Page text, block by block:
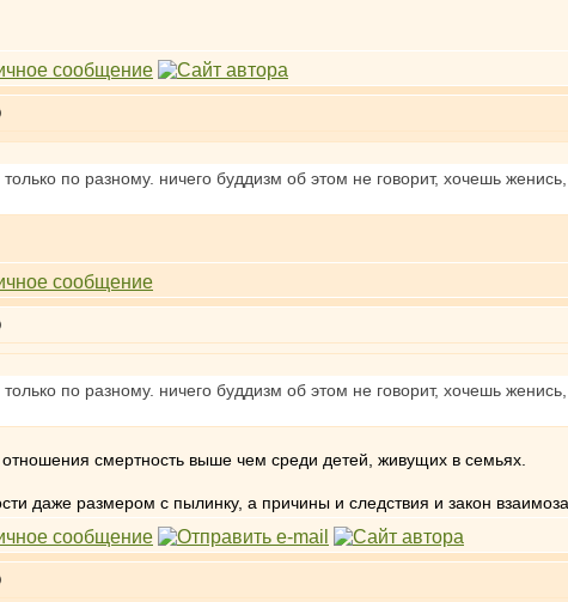
по разному. ничего буддизм об этом не говорит, хочешь
по разному. ничего буддизм об этом не говорит, хочешь
смертность выше чем среди детей, живущих в семьях.
даже размером с пылинку, а причины и следствия и закон